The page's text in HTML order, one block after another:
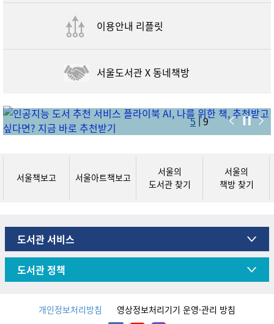
이용안내 리플릿
서울도서관 X동네책방
5 |9
서울책보고 서울아트책보고
서울의
도서관 찾기
서울의
책방 찾기
도서관 서비스
도서관 정책
개인정보처리방침 영상정보처리기기 운영·관리 방침